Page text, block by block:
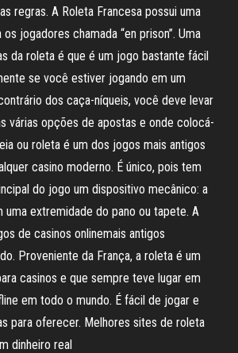
regras. A Roleta Francesa possui uma
jogadores chamada “en prison”. Uma
da roleta é que é um jogo bastante fácil
se você estiver jogando em um
dos caça-níqueis, você deve levar
várias opções de apostas e onde colocá-
ou roleta é um dos jogos mais antigos
casino moderno. É único, pois tem
do jogo um dispositivo mecânico: a
uma extremidade do pano ou tapete. A
de casinos onlinemais antigos
Proveniente da França, a roleta é um
casinos e que sempre teve lugar em
em todo o mundo. É fácil de jogar e
para oferecer. Melhores sites de roleta
dinheiro real